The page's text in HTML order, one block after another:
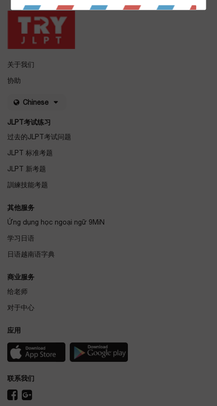
关于我们
协助
Chinese
JLPT考试练习
过去的JLPT考试问题
JLPT 标准考题
JLPT 新考题
訓練技能考题
其他服务
Ứng dụng học ngoại ngữ 9MiN
学习日语
日语越南语字典
商业服务
给老师
对于中心
应用
联系我们